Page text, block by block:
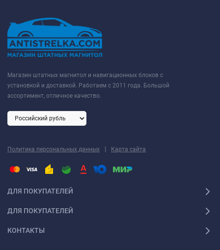
Магазин штатных магнитол и навигационных блоков с
установкой и доставкой. Работаем с 2011 года. Большой
ассортимент, отличное качество.
Политика персональных данных | Карта сайта
ДЛЯ ПОКУПАТЕЛЕЙ
ДЛЯ ПОКУПАТЕЛЕЙ
КОНТАКТЫ